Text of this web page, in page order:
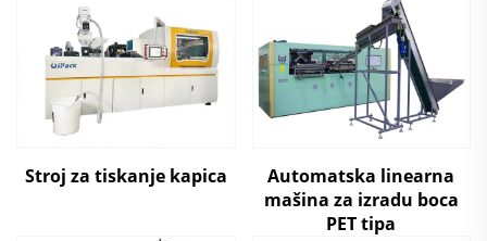
Stroj za tiskanje kapica
Automatska linearna
mašina za izradu boca
PET tipa